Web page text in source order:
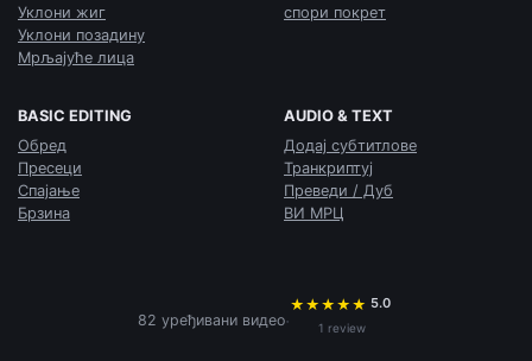
Уклони жиг
Уклони позадину
Мрљајуће лица
спори покрет
BASIC EDITING
Обред
Пресеци
Спајање
Брзина
AUDIO & TEXT
Додај субтитлове
Транкриптуј
Преведи / Дуб
ВИ МРЦ
82 уређивани видео·
★ ★ ★ ★ ★ 5.0
1 review